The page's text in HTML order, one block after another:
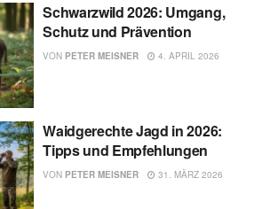
Schwarzwild 2026: Umgang,
Schutz und Prävention
VON PETER MEISNER 4. APRIL 2026
Waidgerechte Jagd in 2026:
Tipps und Empfehlungen
VON PETER MEISNER 31. MÄRZ 2026